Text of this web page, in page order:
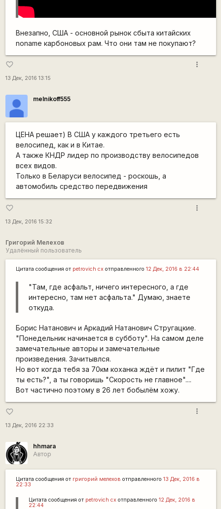
Внезапно, США - основной рынок сбыта китайских
noname карбоновых рам. Что они там не покупают?
favorite_border
13 Дек, 2016 13:15
more_vert
melnikoff555
ЦЕНА решает) В США у каждого третьего есть
велосипед, как и в Китае.
А также КНДР лидер по производству велосипедов
всех видов.
Только в Беларуси велосипед - роскошь, а
автомобиль средство передвижения
favorite_border
13 Дек, 2016 15:32
more_vert
Григорий Мелехов
Удалённый пользователь
Цитата сообщения от petrovich cxотправленного 12 Дек, 2016 в 22:44
"Там, где асфальт, ничего интересного, а где
интересно, там нет асфальта." Думаю, знаете
откуда.
Борис Натанович и Аркадий Натанович Стругацкие.
"Понедельник начинается в субботу". На самом деле
замечательные авторы и замечательные
произведения. Зачитывлся.
Но вот когда тебя за 70км коханка ждёт и пилит "Где
ты есть?", а ты говоришь "Скорость не главное"....
Вот частично поэтому в 26 лет бобылём хожу.
favorite_border
13 Дек, 2016 22:33
more_vert
hhmara
Автор
Цитата сообщения от григорий мелехов отправленного 13 Дек, 2016 в
22:33
Цитата сообщения от petrovich cxотправленного 12 Дек, 2016 в
22:44